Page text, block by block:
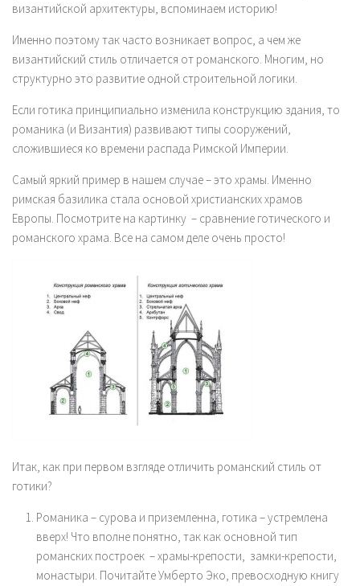
византийской архитектуры, вспоминаем историю!
Именно поэтому так часто возникает вопрос, а чем же
византийский стиль отличается от романского. Многим, но
структурно это развитие одной строительной логики.
Если готика принципиально изменила конструкцию здания, то
романика (и Византия) развивают типы сооружений,
сложившиеся ко времени распада Римской Империи.
Самый яркий пример в нашем случае – это храмы. Именно
римская базилика стала основой христианских храмов
Европы. Посмотрите на картинку – сравнение готического и
романского храма. Все на самом деле очень просто!
Итак, как при первом взгляде отличить романский стиль от
готики?
Романика – сурова и приземленна, готика – устремлена
вверх! Что вполне понятно, так как основной тип
романских построек – храмы-крепости, замки-крепости,
монастыри. Почитайте Умберто Эко, превосходную книгу